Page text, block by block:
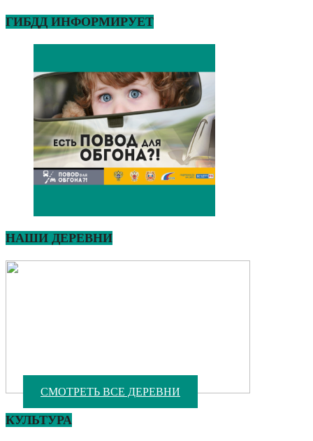
ГИБДД ИНФОРМИРУЕТ
НАШИ ДЕРЕВНИ
СМОТРЕТЬ ВСЕ ДЕРЕВНИ
КУЛЬТУРА